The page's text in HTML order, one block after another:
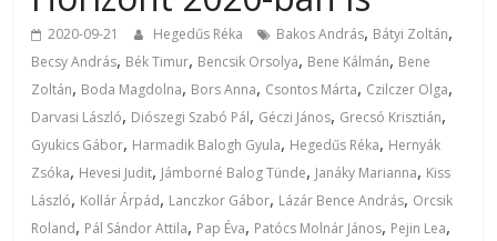
2020-09-21 Hegedűs Réka Bakos András, Bátyi Zoltán,
Becsy András, Bék Timur, Bencsik Orsolya, Bene Kálmán, Bene
Zoltán, Boda Magdolna, Bors Anna, Csontos Márta, Czilczer Olga,
Darvasi László, Diószegi Szabó Pál, Géczi János, Grecsó Krisztián,
Gyukics Gábor, Harmadik Balogh Gyula, Hegedűs Réka, Hernyák
Zsóka, Hevesi Judit, Jámborné Balog Tünde, Janáky Marianna, Kiss
László, Kollár Árpád, Lanczkor Gábor, Lázár Bence András, Orcsik
Roland, Pál Sándor Attila, Pap Éva, Patócs Molnár János, Pejin Lea,